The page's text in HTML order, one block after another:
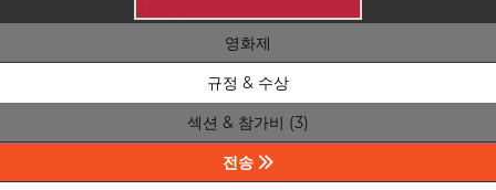
영화제
규정 & 수상
섹션 & 참가비 (3)
전송